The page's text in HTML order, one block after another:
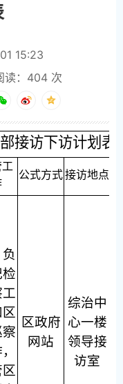
15:23
读： 404次
接访下访计划表
公式方式接访地点
检
区
区政府
网站
综治中
心一楼
领导接
访室